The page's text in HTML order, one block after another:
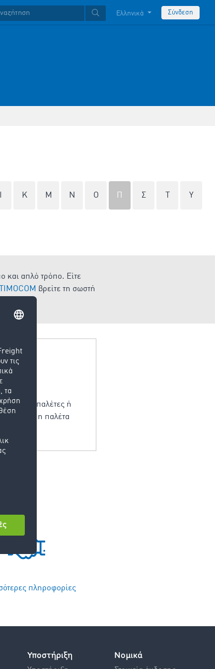
Ελληνικά Σύνδεση
Κ Μ Ν Ο Σ Υ
και απλό τρόπο. Είτε
βρείτε τη σωστή
παλέτες ή
είναι η παλέτα
πληροφορίες
Υποστήριξη Νομικά